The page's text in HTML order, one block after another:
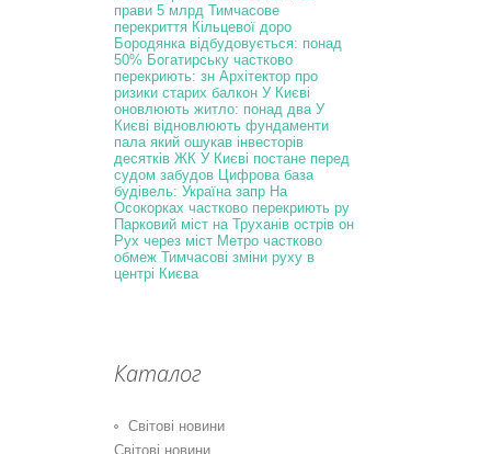
прави 5 млрд Тимчасове
перекриття Кільцевої доро
Бородянка відбудовується: понад
50% Богатирську частково
перекриють: зн Архітектор про
ризики старих балкон У Києві
оновлюють житло: понад два У
Києві відновлюють фундаменти
пала який ошукав інвесторів
десятків ЖК У Києві постане перед
судом забудов Цифрова база
будівель: Україна запр На
Осокорках частково перекриють ру
Парковий міст на Труханів острів он
Рух через міст Метро частково
обмеж Тимчасові зміни руху в
центрі Києва
Каталог
Світові новини
Світові новини